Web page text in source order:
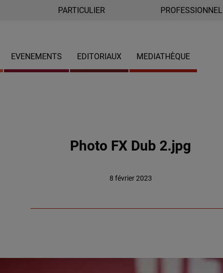
PARTICULIER PROFESSIONNEL
EVENEMENTS EDITORIAUX MEDIATHÈQUE
Photo FX Dub 2.jpg
8 février 2023